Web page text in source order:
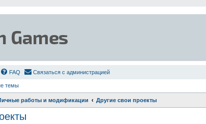
FAQ Связаться с администрацией
темы
работы и модификации Другие свои проекты